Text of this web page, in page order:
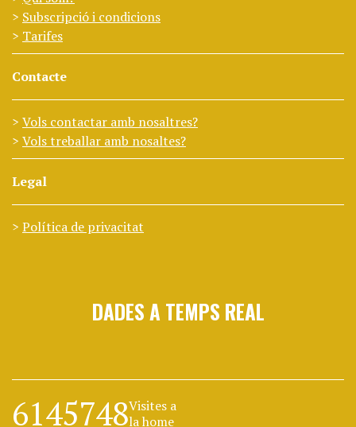
Subscripció i condicions
Tarifes
Contacte
Vols contactar amb nosaltres?
Vols treballar amb nosaltes?
Legal
Política de privacitat
DADES A TEMPS REAL
6145748Visites a
la home